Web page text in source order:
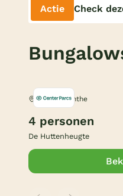
Actie Check
Dalen, Drenthe
4 personen
De Huttenheugte